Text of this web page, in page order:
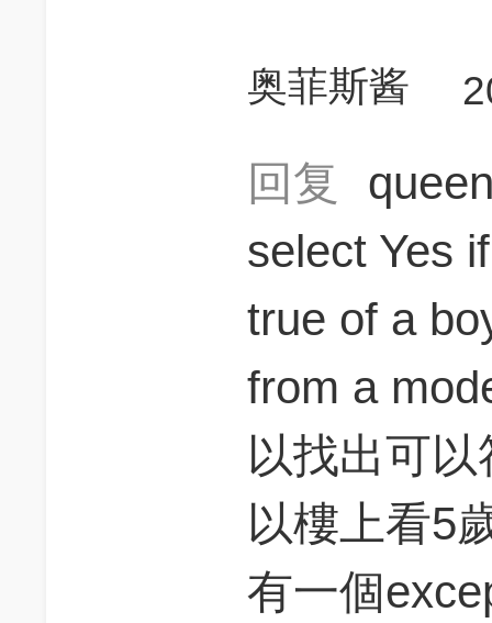
奥菲斯酱
回复
select Yes
true of a
from a
以找出可
以樓上看5
有一個